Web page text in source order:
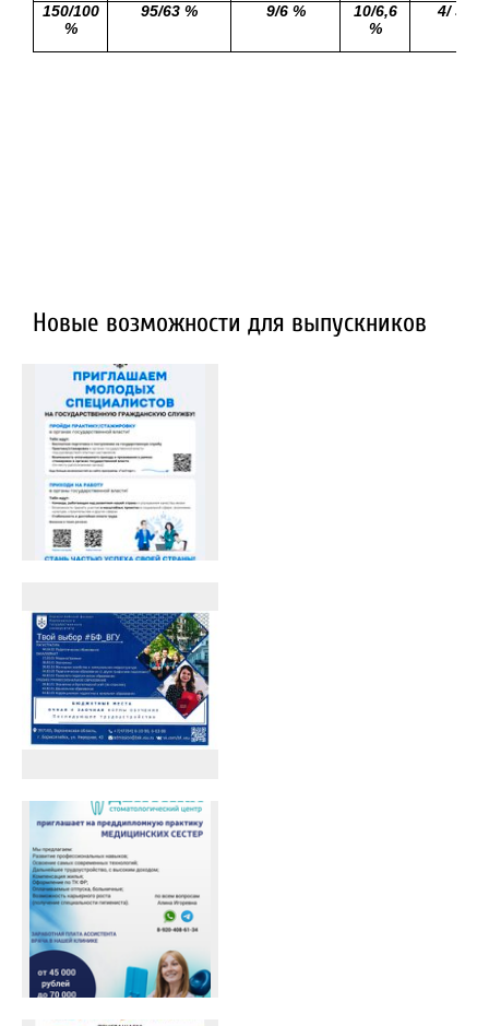
150/100
%
95/63 % 9/6 %
10/6,6
%
4/ 3%
Новые возможности для выпускников